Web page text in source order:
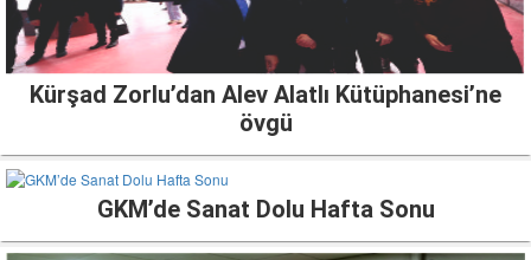
Kürşad Zorlu’dan Alev Alatlı Kütüphanesi’ne
övgü
GKM’de Sanat Dolu Hafta Sonu